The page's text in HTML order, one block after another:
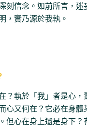
刻信念。如前所言，迷
，實乃源於我執。
？執於「我」者是心，
心又何在？它必在身體
但心在身上還是身下？